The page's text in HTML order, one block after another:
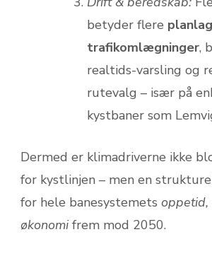
betyder flere
trafikomlægninger,
realtids-varsling og
rutevalg – især på
kystbaner som
Dermed er klimadriverne ikke
for kystlinjen – men en
for hele banesystemets oppetid,
økonomifrem mod 2050.